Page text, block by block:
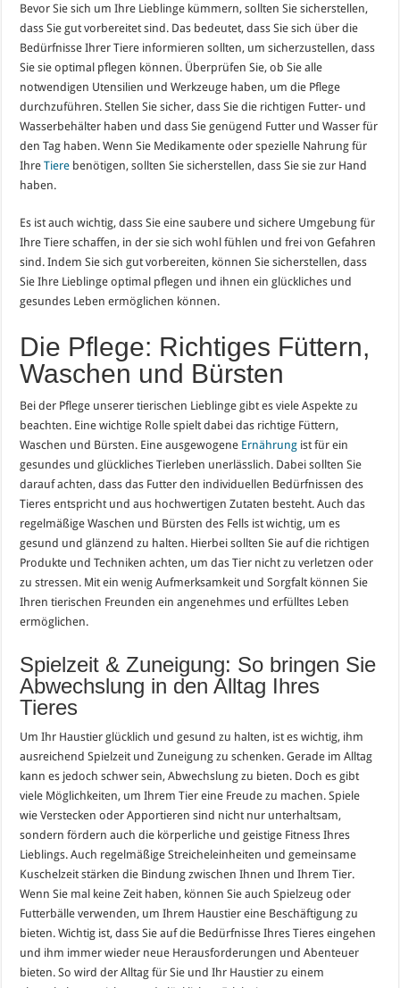
Bevor Sie sich um Ihre Lieblinge kümmern, sollten Sie sicherstellen,
dass Sie gut vorbereitet sind. Das bedeutet, dass Sie sich über die
Bedürfnisse Ihrer Tiere informieren sollten, um sicherzustellen, dass
Sie sie optimal pflegen können. Überprüfen Sie, ob Sie alle
notwendigen Utensilien und Werkzeuge haben, um die Pflege
durchzuführen. Stellen Sie sicher, dass Sie die richtigen Futter- und
Wasserbehälter haben und dass Sie genügend Futter und Wasser für
den Tag haben. Wenn Sie Medikamente oder spezielle Nahrung für
IhreTiere benötigen, sollten Sie sicherstellen, dass Sie sie zur Hand
haben.
Es ist auch wichtig, dass Sie eine saubere und sichere Umgebung für
Ihre Tiere schaffen, in der sie sich wohl fühlen und frei von Gefahren
sind. Indem Sie sich gut vorbereiten, können Sie sicherstellen, dass
Sie Ihre Lieblinge optimal pflegen und ihnen ein glückliches und
gesundes Leben ermöglichen können.
Die Pflege: Richtiges Füttern,
Waschen und Bürsten
Bei der Pflege unserer tierischen Lieblinge gibt es viele Aspekte zu
beachten. Eine wichtige Rolle spielt dabei das richtige Füttern,
Waschen und Bürsten. Eine ausgewogene Ernährung ist für ein
gesundes und glückliches Tierleben unerlässlich. Dabei sollten Sie
darauf achten, dass das Futter den individuellen Bedürfnissen des
Tieres entspricht und aus hochwertigen Zutaten besteht. Auch das
regelmäßige Waschen und Bürsten des Fells ist wichtig, um es
gesund und glänzend zu halten. Hierbei sollten Sie auf die richtigen
Produkte und Techniken achten, um das Tier nicht zu verletzen oder
zu stressen. Mit ein wenig Aufmerksamkeit und Sorgfalt können Sie
Ihren tierischen Freunden ein angenehmes und erfülltes Leben
ermöglichen.
Spielzeit & Zuneigung: So bringen Sie
Abwechslung in den Alltag Ihres
Tieres
Um Ihr Haustier glücklich und gesund zu halten, ist es wichtig, ihm
ausreichend Spielzeit und Zuneigung zu schenken. Gerade im Alltag
kann es jedoch schwer sein, Abwechslung zu bieten. Doch es gibt
viele Möglichkeiten, um Ihrem Tier eine Freude zu machen. Spiele
wie Verstecken oder Apportieren sind nicht nur unterhaltsam,
sondern fördern auch die körperliche und geistige Fitness Ihres
Lieblings. Auch regelmäßige Streicheleinheiten und gemeinsame
Kuschelzeit stärken die Bindung zwischen Ihnen und Ihrem Tier.
Wenn Sie mal keine Zeit haben, können Sie auch Spielzeug oder
Futterbälle verwenden, um Ihrem Haustier eine Beschäftigung zu
bieten. Wichtig ist, dass Sie auf die Bedürfnisse Ihres Tieres eingehen
und ihm immer wieder neue Herausforderungen und Abenteuer
bieten. So wird der Alltag für Sie und Ihr Haustier zu einem